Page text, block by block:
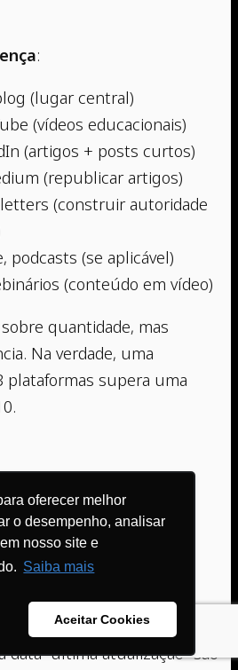
oferecer melhor
o desempenho, analisar
nosso site e
Saiba mais
Aceitar Cookies
:
(lugar central)
(vídeos educacionais)
(artigos + posts curtos)
(republicar artigos)
(construir autoridade
podcasts (se aplicável)
(conteúdo em vídeo)
quantidade, mas
Na verdade, uma
plataformas supera uma
sempre atualizado.
têm data limite de
conhecimento vem de
disso, artigos atualizados
“última atualização” são